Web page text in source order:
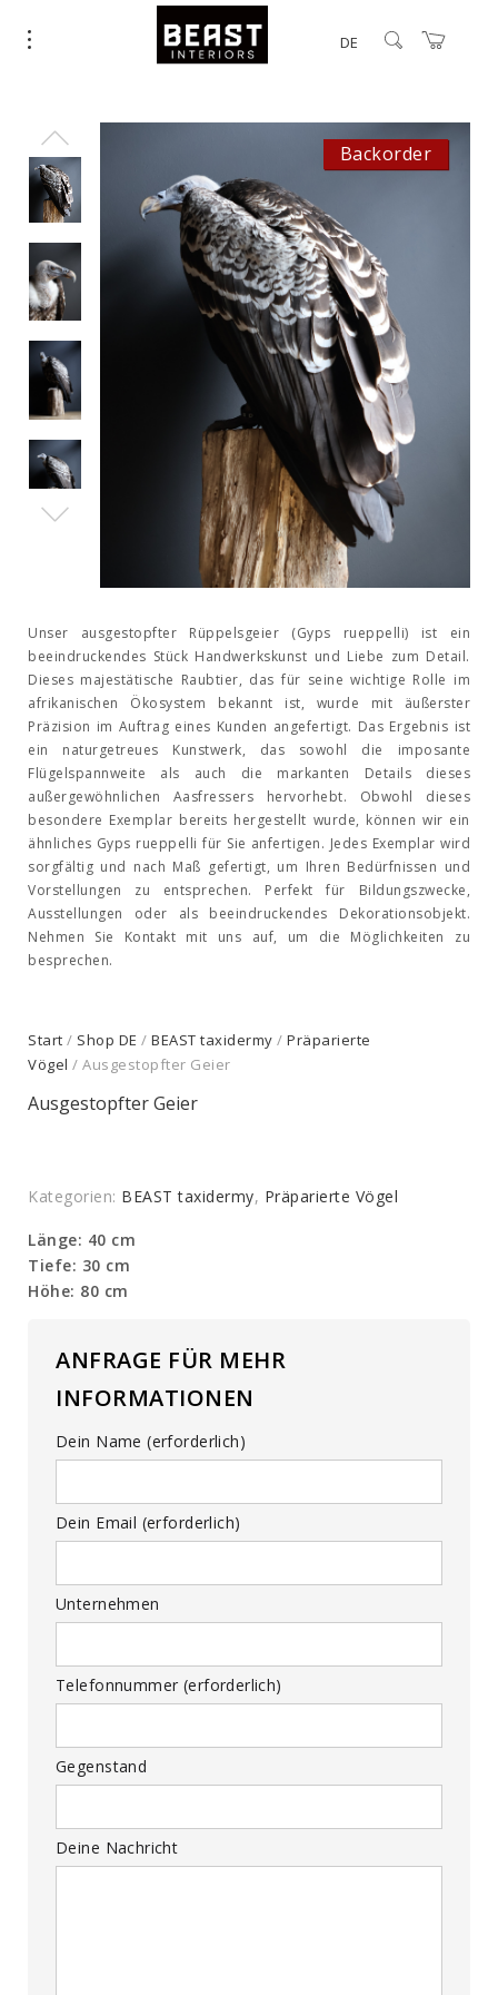
DE
Backorder
Unser ausgestopfter Rüppelsgeier (Gyps rueppelli) ist ein
beeindruckendes Stück Handwerkskunst und Liebe zum Detail.
Dieses majestätische Raubtier, das für seine wichtige Rolle im
afrikanischen Ökosystem bekannt ist, wurde mit äußerster
Präzision im Auftrag eines Kunden angefertigt. Das Ergebnis ist
ein naturgetreues Kunstwerk, das sowohl die imposante
Flügelspannweite als auch die markanten Details dieses
außergewöhnlichen Aasfressers hervorhebt. Obwohl dieses
besondere Exemplar bereits hergestellt wurde, können wir ein
ähnliches Gyps rueppelli für Sie anfertigen. Jedes Exemplar wird
sorgfältig und nach Maß gefertigt, um Ihren Bedürfnissen und
Vorstellungen zu entsprechen. Perfekt für Bildungszwecke,
Ausstellungen oder als beeindruckendes Dekorationsobjekt.
Nehmen Sie Kontakt mit uns auf, um die Möglichkeiten zu
besprechen.
Start / Shop DE / BEAST taxidermy / Präparierte
Vögel / Ausgestopfter Geier
Ausgestopfter Geier
Kategorien: BEAST taxidermy, Präparierte Vögel
Länge: 40 cm
Tiefe: 30 cm
Höhe: 80 cm
ANFRAGE FÜR MEHR
INFORMATIONEN
Dein Name (erforderlich)
Dein Email (erforderlich)
Unternehmen
Telefonnummer (erforderlich)
Gegenstand
Deine Nachricht